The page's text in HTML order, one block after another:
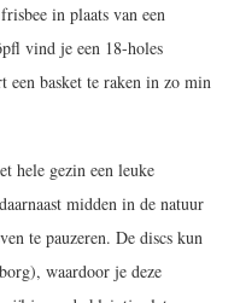
in plaats van een
vind je een 18-holes
een basket te raken in zo min
hele gezin een leuke
midden in de natuur
te pauzeren. De discs kun
waardoor je deze